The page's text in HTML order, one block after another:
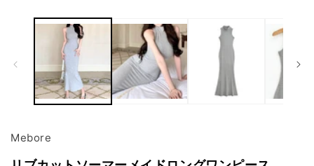
デ
く
Mebore